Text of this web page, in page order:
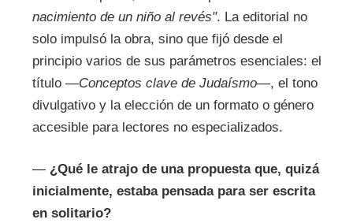
nacimiento de un niño al revés". La editorial no
solo impulsó la obra, sino que fijó desde el
principio varios de sus parámetros esenciales: el
título —Conceptos clave de Judaísmo—, el tono
divulgativo y la elección de un formato o género
accesible para lectores no especializados.
— ¿Qué le atrajo de una propuesta que, quizá
inicialmente, estaba pensada para ser escrita
en solitario?